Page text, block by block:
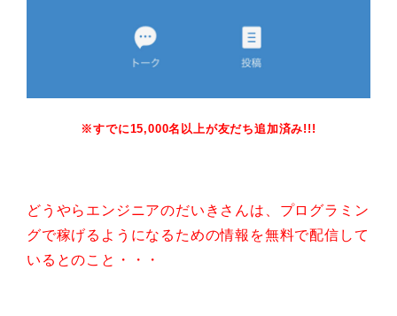
※すでに15,000名以上が友だち追加済み!!!
どうやらエンジニアのだいきさんは、プログラミン
グで稼げるようになるための情報を無料で配信して
いるとのこと・・・